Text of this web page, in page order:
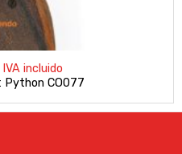
IVA incluido
Python CO077